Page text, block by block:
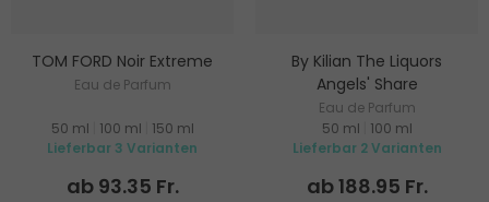
TOM FORD Noir Extreme
Eau de Parfum
50 ml 100 ml
150 ml
Lieferbar 3 Varianten
ab 93.35 Fr.
By Kilian The Liquors
Angels' Share
Eau de Parfum
50 ml
100 ml
Lieferbar 2 Varianten
ab 188.95 Fr.